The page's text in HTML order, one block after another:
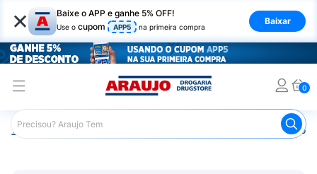
× Baixe o APP e ganhe 5% OFF!
Use o cupom APP5 na primeira compra
Baixar
0
Araujo Medicamentos Remédio para Sistema Nervoso